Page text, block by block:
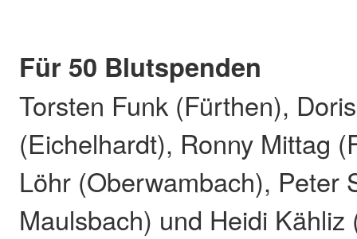
Für 50 Blutspenden
Torsten Funk (Fürthen),
(Eichelhardt), Ronny Mittag
Löhr (Oberwambach), Peter
Maulsbach) und Heidi Kähliz